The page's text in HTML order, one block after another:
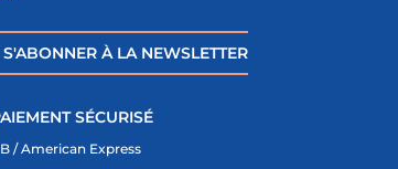
S'ABONNER À LA NEWSLETTER
SÉCURISÉ
/ American Express